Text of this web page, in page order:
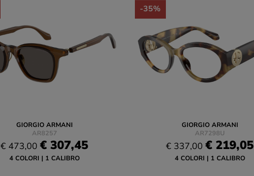
GIORGIO ARMANI
AR8257
€ 473,00 € 307,45
4 COLORI 1 CALIBRO
-35%
GIORGIO ARMANI
AR7298U
€ 337,00 € 219,05
4 COLORI 1 CALIBRO